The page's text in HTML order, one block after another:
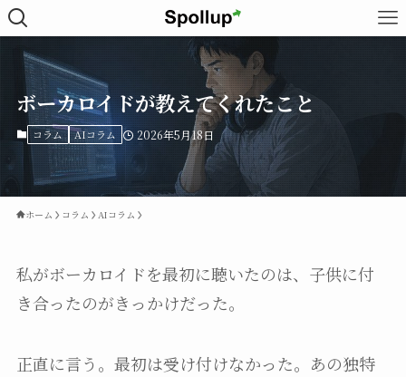
ボーカロイドが教えてくれたこと
コラム AIコラム 2026年5月18日
ホーム コラム AIコラム
私がボーカロイドを最初に聴いたのは、子供に付
き合ったのがきっかけだった。
正直に言う。最初は受け付けなかった。あの独特